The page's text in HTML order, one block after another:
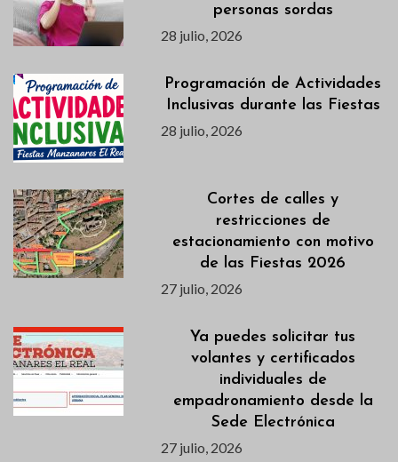
personas sordas
28 julio, 2026
Programación de Actividades
Inclusivas durante las Fiestas
28 julio, 2026
Cortes de calles y
restricciones de
estacionamiento con motivo
de las Fiestas 2026
27 julio, 2026
Ya puedes solicitar tus
volantes y certificados
individuales de
empadronamiento desde la
Sede Electrónica
27 julio, 2026